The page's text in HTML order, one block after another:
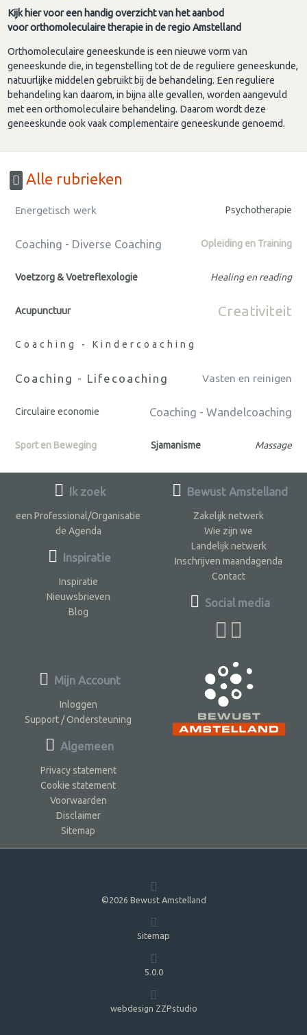
Kijk hier voor een handig overzicht van het aanbod
voor orthomoleculaire therapie in de regio Amstelland
Orthomoleculaire geneeskunde is een nieuwe vorm van
geneeskunde die, in tegenstelling tot de de reguliere geneeskunde,
natuurlijke middelen gebruikt bij de behandeling. Een reguliere
behandeling kan daarom, in bijna alle gevallen, worden aangevuld
met een orthomoleculaire behandeling. Daarom wordt deze
geneeskunde ook vaak complementaire geneeskunde genoemd.
Alle rubrieken
Energetisch werk Psychotherapie
Coaching - Diverse Coaching Opleiding en Training
Voetzorg & Voetreflexologie Healing en reading
Acupunctuur Creativiteit
Coaching - Kindercoaching
Coaching - Lifecoaching Vasten en reinigen
Circulaire economie Coaching - Wandelcoaching
Sport en Beweging Sjamanisme Massage
Ik zoek
een Professional/Organisatie
de Agenda
Inspiratie
Inspiratie
Nieuwsbrieven
Blog
Bewust Amstelland
Zakelijk netwerk
Wie zijn we
Landelijk netwerk
Inschrijven maandagenda
Contact
Social media
Mijn Account
Inloggen
Support / Ondersteuning
Algemeen
Privacy statement
Cookie statement
Voorwaarden
Disclaimer
Sitemap
©2026 Bewust Amstelland
Sitemap
5.0.0
webdesign ZZPstudio